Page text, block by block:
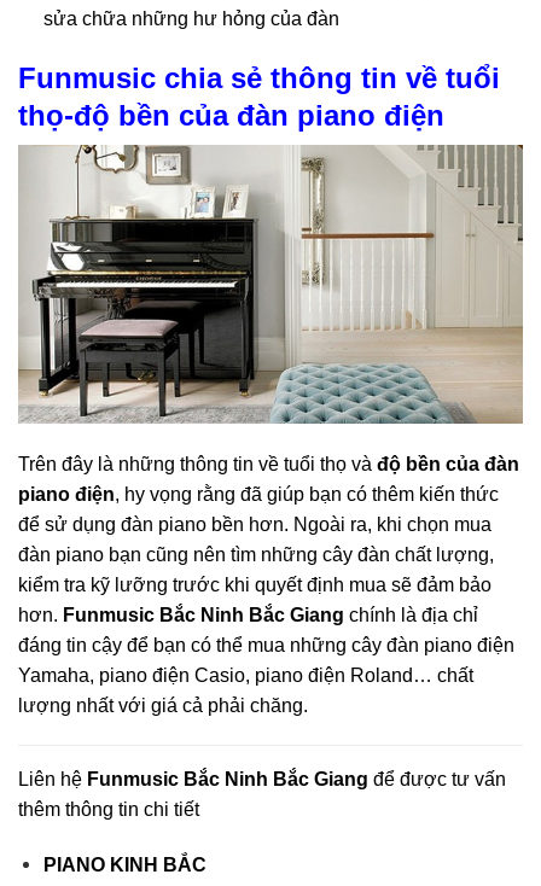
sửa chữa những hư hỏng của đàn
Funmusic chia sẻ thông tin về tuổi
thọ-độ bền của đàn piano điện
Trên đây là những thông tin về tuổi thọ và độ bền của đàn
piano điện, hy vọng rằng đã giúp bạn có thêm kiến thức
để sử dụng đàn piano bền hơn. Ngoài ra, khi chọn mua
đàn piano bạn cũng nên tìm những cây đàn chất lượng,
kiểm tra kỹ lưỡng trước khi quyết định mua sẽ đảm bảo
hơn. Funmusic Bắc Ninh Bắc Giang chính là địa chỉ
đáng tin cậy để bạn có thể mua những cây đàn piano điện
Yamaha, piano điện Casio, piano điện Roland… chất
lượng nhất với giá cả phải chăng.
Liên hệ Funmusic Bắc Ninh Bắc Giang để được tư vấn
thêm thông tin chi tiết
PIANO KINH BẮC